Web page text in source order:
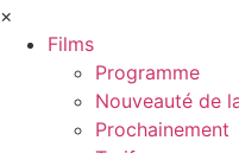
×
Films
Programme
Nouveauté de
Prochainement